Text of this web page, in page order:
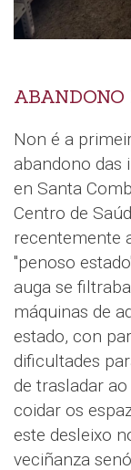
Non é a
abandono das
en Santa
Centro de
recentemente
"penoso
auga se
máquinas de
estado, con
dificultades
de trasladar
coidar os
este desleixo
veciñanza